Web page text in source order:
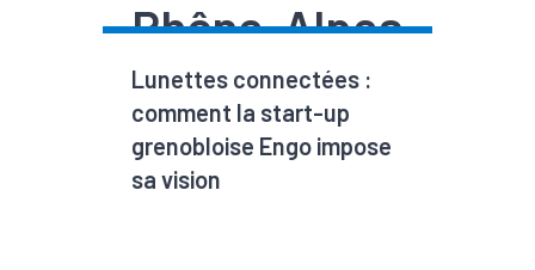
Rhône-Alpes
- Edition
2026
Lunettes connectées :
comment la start-up
grenobloise Engo impose
sa vision